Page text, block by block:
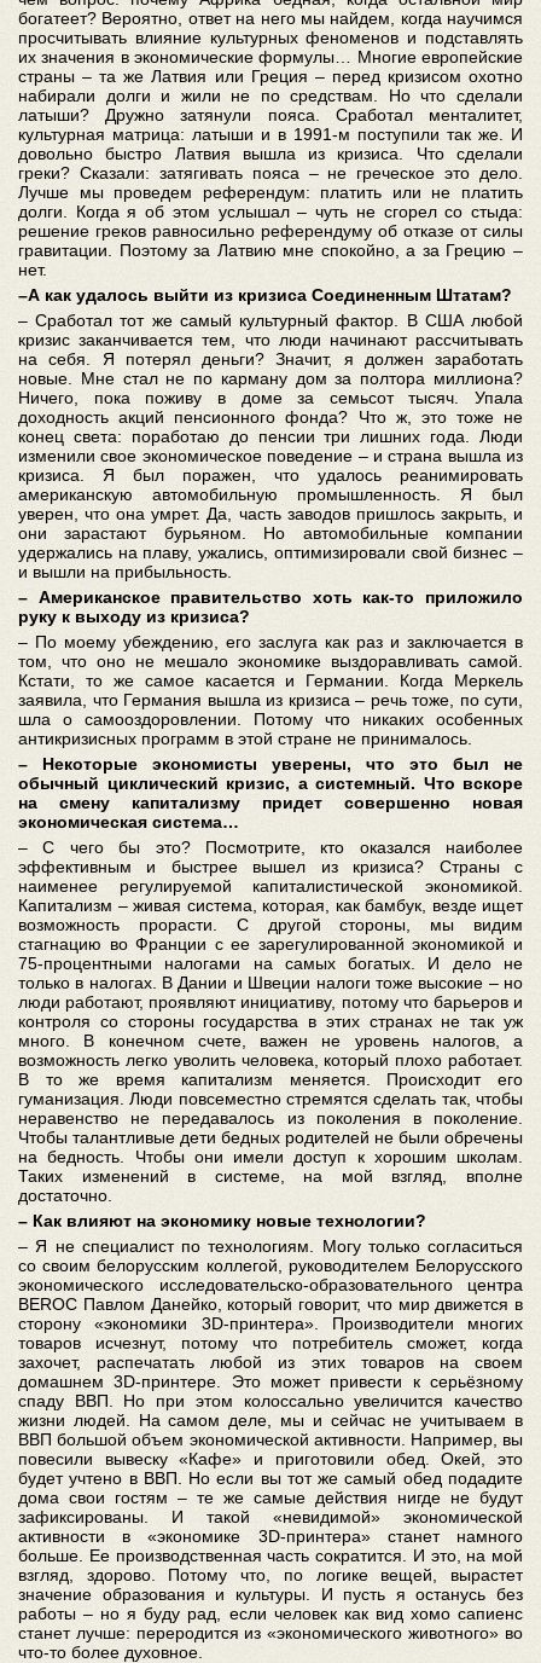
богатеет? Вероятно, ответ на него мы найдем, когда научимся
просчитывать влияние культурных феноменов и подставлять
их значения в экономические формулы… Многие европейские
страны – та же Латвия или Греция – перед кризисом охотно
набирали долги и жили не по средствам. Но что сделали
латыши? Дружно затянули пояса. Сработал менталитет,
культурная матрица: латыши и в 1991-м поступили так же. И
довольно быстро Латвия вышла из кризиса. Что сделали
греки? Сказали: затягивать пояса – не греческое это дело.
Лучше мы проведем референдум: платить или не платить
долги. Когда я об этом услышал – чуть не сгорел со стыда:
решение греков равносильно референдуму об отказе от силы
гравитации. Поэтому за Латвию мне спокойно, а за Грецию –
нет.
–А как удалось выйти из кризиса Соединенным Штатам?
– Сработал тот же самый культурный фактор. В США любой
кризис заканчивается тем, что люди начинают рассчитывать
на себя. Я потерял деньги? Значит, я должен заработать
новые. Мне стал не по карману дом за полтора миллиона?
Ничего, пока поживу в доме за семьсот тысяч. Упала
доходность акций пенсионного фонда? Что ж, это тоже не
конец света: поработаю до пенсии три лишних года. Люди
изменили свое экономическое поведение – и страна вышла из
кризиса. Я был поражен, что удалось реанимировать
американскую автомобильную промышленность. Я был
уверен, что она умрет. Да, часть заводов пришлось закрыть, и
они зарастают бурьяном. Но автомобильные компании
удержались на плаву, ужались, оптимизировали свой бизнес –
и вышли на прибыльность.
– Американское правительство хоть как-то приложило
руку к выходу из кризиса?
– По моему убеждению, его заслуга как раз и заключается в
том, что оно не мешало экономике выздоравливать самой.
Кстати, то же самое касается и Германии. Когда Меркель
заявила, что Германия вышла из кризиса – речь тоже, по сути,
шла о самооздоровлении. Потому что никаких особенных
антикризисных программ в этой стране не принималось.
– Некоторые экономисты уверены, что это был не
обычный циклический кризис, а системный. Что вскоре
на смену капитализму придет совершенно новая
экономическая система…
– С чего бы это? Посмотрите, кто оказался наиболее
эффективным и быстрее вышел из кризиса? Страны с
наименее регулируемой капиталистической экономикой.
Капитализм – живая система, которая, как бамбук, везде ищет
возможность прорасти. С другой стороны, мы видим
стагнацию во Франции с ее зарегулированной экономикой и
75-процентными налогами на самых богатых. И дело не
только в налогах. В Дании и Швеции налоги тоже высокие – но
люди работают, проявляют инициативу, потому что барьеров и
контроля со стороны государства в этих странах не так уж
много. В конечном счете, важен не уровень налогов, а
возможность легко уволить человека, который плохо работает.
В то же время капитализм меняется. Происходит его
гуманизация. Люди повсеместно стремятся сделать так, чтобы
неравенство не передавалось из поколения в поколение.
Чтобы талантливые дети бедных родителей не были обречены
на бедность. Чтобы они имели доступ к хорошим школам.
Таких изменений в системе, на мой взгляд, вполне
достаточно.
– Как влияют на экономику новые технологии?
– Я не специалист по технологиям. Могу только согласиться
со своим белорусским коллегой, руководителем Белорусского
экономического исследовательско-образовательного центра
BEROC Павлом Данейко, который говорит, что мир движется в
сторону «экономики 3D-принтера». Производители многих
товаров исчезнут, потому что потребитель сможет, когда
захочет, распечатать любой из этих товаров на своем
домашнем 3D-принтере. Это может привести к серьёзному
спаду ВВП. Но при этом колоссально увеличится качество
жизни людей. На самом деле, мы и сейчас не учитываем в
ВВП большой объем экономической активности. Например, вы
повесили вывеску «Кафе» и приготовили обед. Окей, это
будет учтено в ВВП. Но если вы тот же самый обед подадите
дома свои гостям – те же самые действия нигде не будут
зафиксированы. И такой «невидимой» экономической
активности в «экономике 3D-принтера» станет намного
больше. Ее производственная часть сократится. И это, на мой
взгляд, здорово. Потому что, по логике вещей, вырастет
значение образования и культуры. И пусть я останусь без
работы – но я буду рад, если человек как вид хомо сапиенс
станет лучше: переродится из «экономического животного» во
что-то более духовное.